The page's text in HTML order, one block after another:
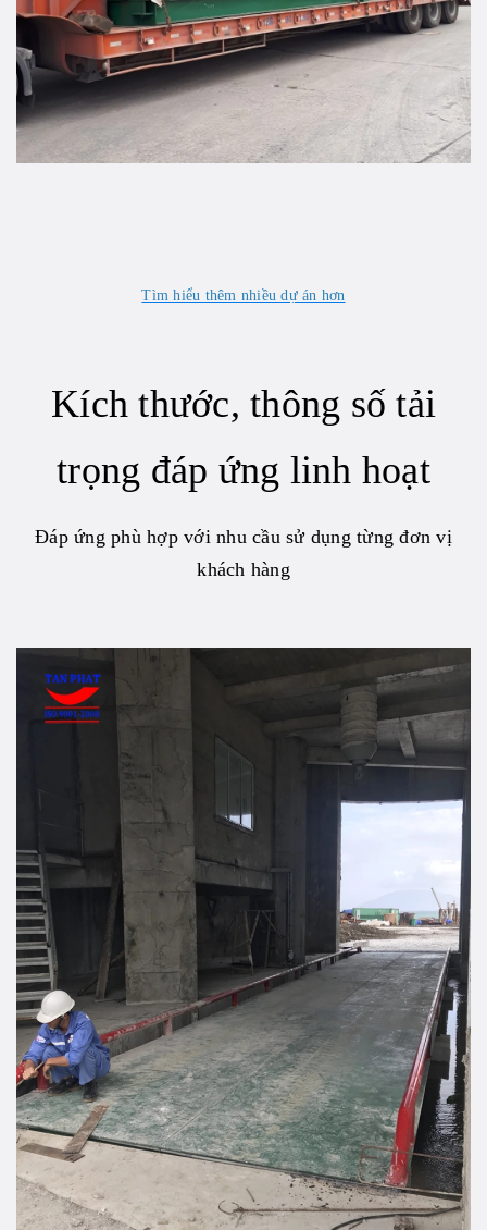
Tìm hiểu thêm nhiều dự án hơn
Kích thước, thông số tải
trọng đáp ứng linh hoạt
Đáp ứng phù hợp với nhu cầu sử dụng từng đơn vị
khách hàng